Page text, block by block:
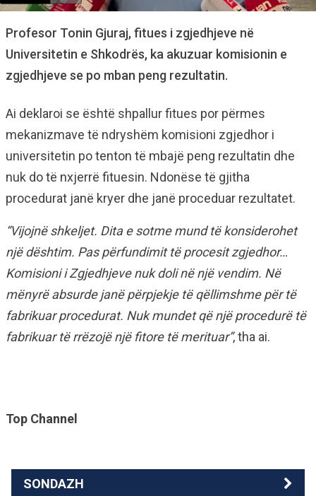
Profesor Tonin Gjuraj, fitues i zgjedhjeve në
Universitetin e Shkodrës, ka akuzuar komisionin e
zgjedhjeve se po mban peng rezultatin.
Ai deklaroi se është shpallur fitues por përmes
mekanizmave të ndryshëm komisioni zgjedhor i
universitetin po tenton të mbajë peng rezultatin dhe
nuk do të nxjerrë fituesin. Ndonëse të gjitha
procedurat janë kryer dhe janë proceduar rezultatet.
“Vijojnë shkeljet. Dita e sotme mund të konsiderohet
një dështim. Pas përfundimit të procesit zgjedhor…
Komisioni i Zgjedhjeve nuk doli në një vendim. Në
mënyrë absurde janë përpjekje të qëllimshme për të
fabrikuar procedurat. Nuk mundet që një procedurë të
fabrikuar të rrëzojë një fitore të merituar”, tha ai.
Top Channel
SONDAZH